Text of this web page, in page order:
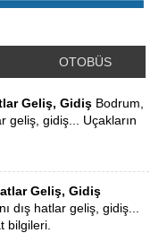
OTOBÜS
Geliş, Gidiş Bodrum,
geliş, gidiş... Uçakların
Geliş, Gidiş
dış hatlar geliş, gidiş...
bilgileri.